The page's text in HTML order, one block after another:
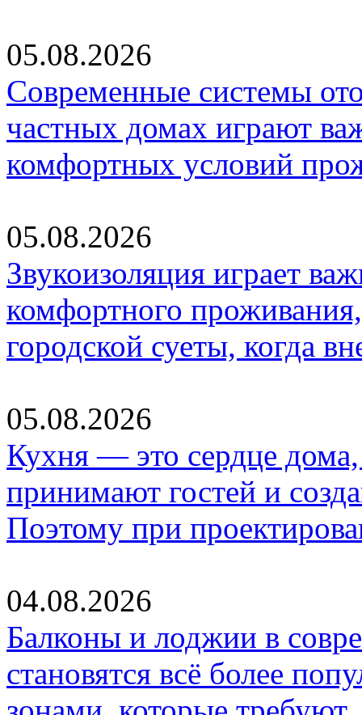
05.08.2026
Современные системы
частных домах играют
комфортных условий
05.08.2026
Звукоизоляция играет
комфортного
городской суеты, когда
05.08.2026
Кухня — это сердце дома,
принимают гостей и
Поэтому при
04.08.2026
Балконы и лоджии в
становятся всё более